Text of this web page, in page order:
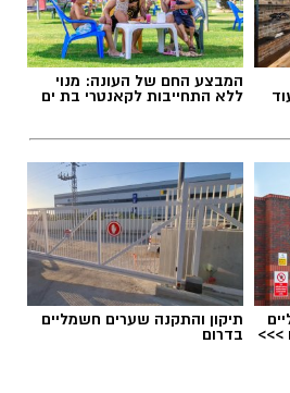
המבצע החם של העונה: מנוי
ללא התחייבות לקאנטרי בת ים
>>>
תיקון והתקנה שערים חשמליים
בדרום